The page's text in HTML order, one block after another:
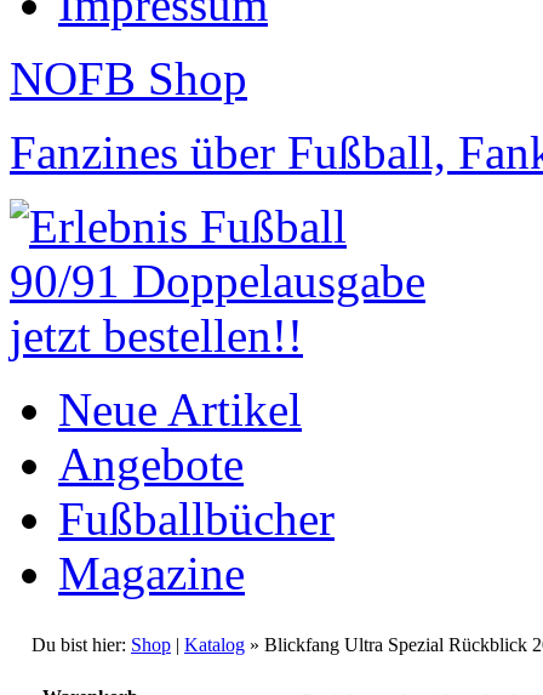
NOFB Shop
Fanzines über Fußball,
Neue Artikel
Angebote
Fußballbücher
Magazine
Du bist hier: Shop | Katalog » Blickfang Ultra Spezial Rückblick